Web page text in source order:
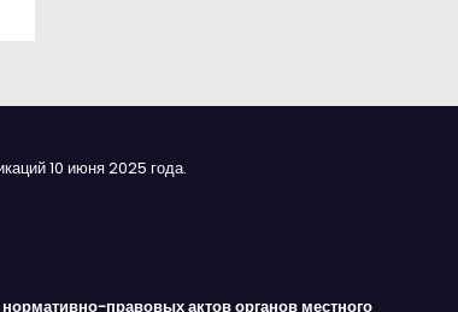
10 июня 2025 года.
правовых актов органов местного